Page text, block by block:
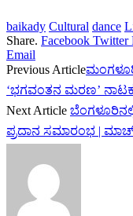
baikady Cultural dance
Share. Facebook Twitter
Email
Previous Article
‘ಭಗವಂತನ ಮರಣ’
Next Article
ಪ್ರದಾನ ಸಮಾರಂಭ |